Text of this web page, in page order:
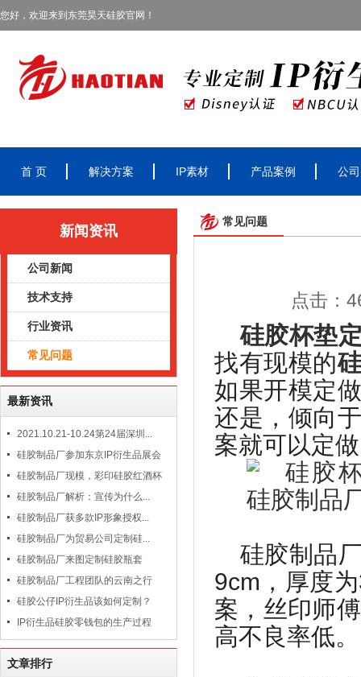
您好，欢迎来到东莞昊天硅胶官网！
首 页 解决方案 IP素材 产品案例 公
新闻资讯
公司新闻
技术支持
行业资讯
常见问题
最新资讯
2021.10.21-10.24第24届深圳...
硅胶制品厂参加东京IP衍生品展会
硅胶制品厂现模，彩印硅胶红酒杯
硅胶制品厂解析：宣传为什么...
硅胶制品厂获多款IP形象授权...
硅胶制品厂为贸易公司定制硅...
硅胶制品厂来图定制硅胶瓶套
硅胶制品厂工程团队的云南之行
硅胶公仔IP衍生品该如何定制？
IP衍生品硅胶零钱包的生产过程
文章排行
常见问题
点击：
硅胶杯垫
找有现模的
如果开模定
还是，倾向
案就可以定
硅胶制品
9cm ，厚度为
案，丝印师
高不良率低。